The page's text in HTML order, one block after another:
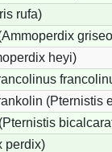
rufa)
heyi)
(Pternistis
perdix)